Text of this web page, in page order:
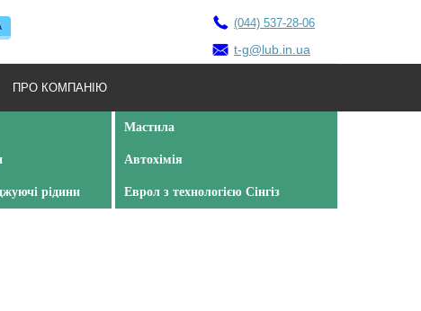
(044) 537-28-06
t-g@lub.in.ua
ПРО КОМПАНІЮ
рідини
Мастила
Автохімія
Еврол з технологією Сінгіз